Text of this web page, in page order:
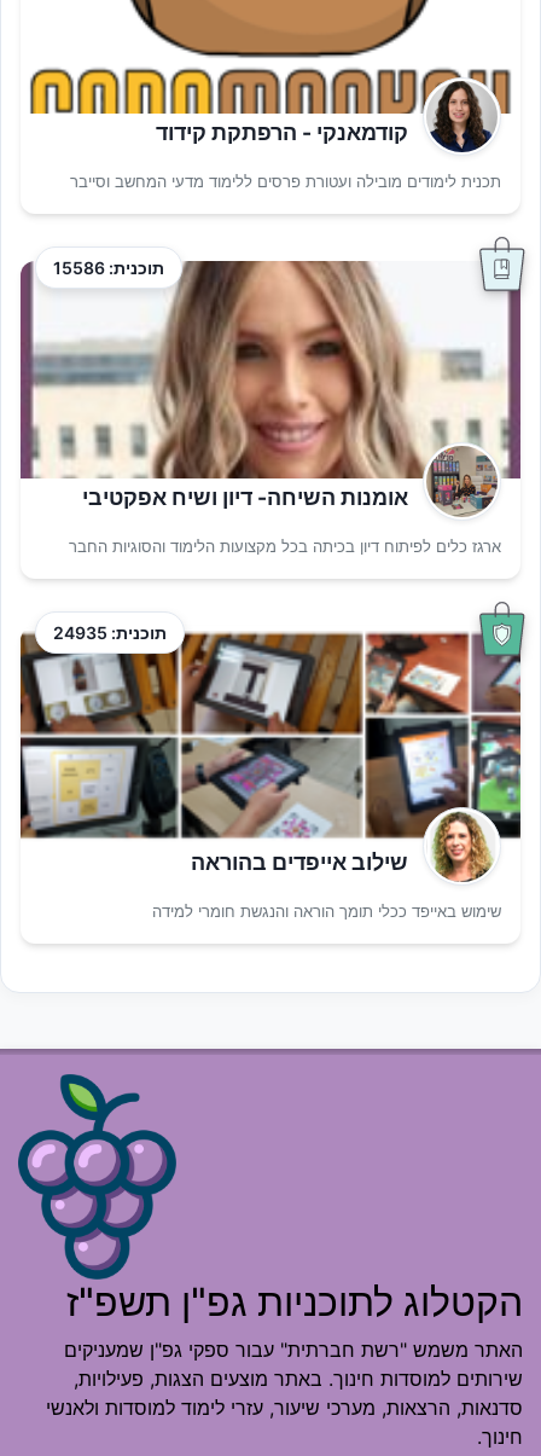
קודמאנקי - הרפתקת קידוד
תכנית לימודים מובילה ועטורת פרסים ללימוד מדעי המחשב וסייבר
תוכנית: 15586
אומנות השיחה- דיון ושיח אפקטיבי
ארגז כלים לפיתוח דיון בכיתה בכל מקצועות הלימוד והסוגיות החבר
תוכנית: 24935
שילוב אייפדים בהוראה
שימוש באייפד ככלי תומך הוראה והנגשת חומרי למידה
הקטלוג לתוכניות גפ"ן תשפ"ז
האתר משמש "רשת חברתית" עבור ספקי גפ"ן שמעניקים
שירותים למוסדות חינוך. באתר מוצעים הצגות, פעילויות,
סדנאות, הרצאות, מערכי שיעור, עזרי לימוד למוסדות ולאנשי
חינוך.